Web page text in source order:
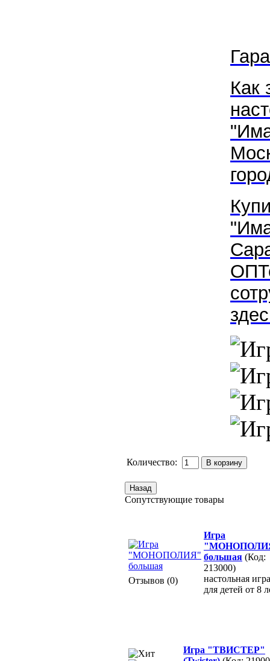
Как
"
"
Количество:
Сопутствующие товары
Отзывов (0)
Игра
большая (Код:
213000)
настольная игра
для детей от 8
Игра "ТВИСТЕР"